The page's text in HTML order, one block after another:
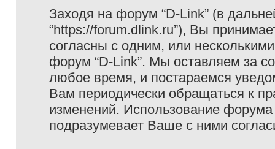
Заходя на форум “D-Link” (в
“https://forum.dlink.ru”), Вы
согласны с одним, или
форум “D-Link”. Мы оставляем за
любое время, и постараемся
Вам периодически обращаться к
изменений. Использование
подразумевает Ваше с ними